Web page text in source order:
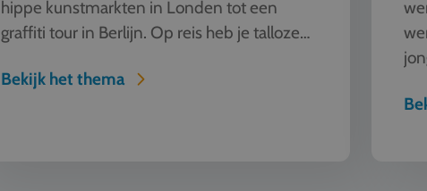
hippe kunstmarkten in Londen tot een
graffiti tour in Berlijn. Op reis heb je talloze
Bekijk het thema